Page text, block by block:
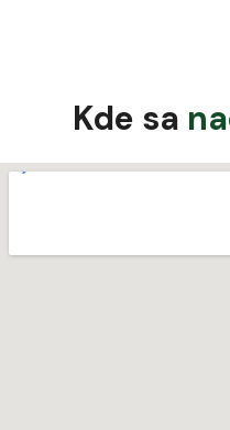
Kde sa